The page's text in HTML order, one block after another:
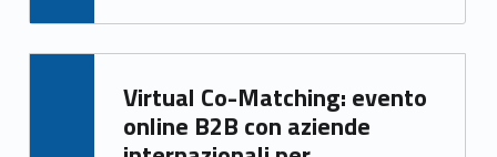
Virtual Co-Matching: evento
online B2B con aziende